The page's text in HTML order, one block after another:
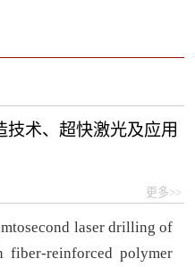
技术、超快激光及应用
更多>>
laser drilling of
fiber-reinforced polymer